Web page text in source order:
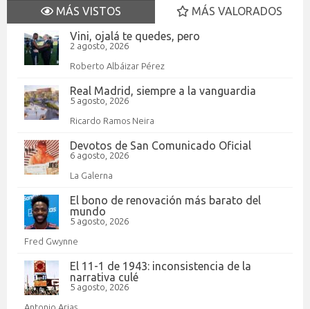
MÁS VISTOS
MÁS VALORADOS
Vini, ojalá te quedes, pero
2 agosto, 2026
Roberto Albáizar Pérez
Real Madrid, siempre a la vanguardia
5 agosto, 2026
Ricardo Ramos Neira
Devotos de San Comunicado Oficial
6 agosto, 2026
La Galerna
El bono de renovación más barato del
mundo
5 agosto, 2026
Fred Gwynne
El 11-1 de 1943: inconsistencia de la
narrativa culé
5 agosto, 2026
Antonio Arias